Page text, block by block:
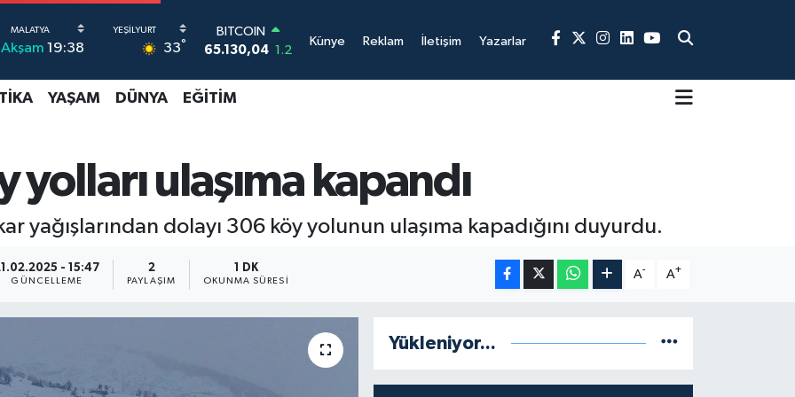
Akşam 19:38 33°
DOLAR
47,7069
EURO
55,0265
6618.49 2.12
BİST100
Künye Reklam İletişim Yazarlar
YAŞAM DÜNYA EĞITIM
yolları ulaşıma kapandı
yağışlarından dolayı 306 köy yolunun ulaşıma kapadığını duyurdu.
- 15:47
GÜNCELLEME
2
PAYLAŞIM
1 DK
OKUNMA SÜRESI
A- A+
Yükleniyor...